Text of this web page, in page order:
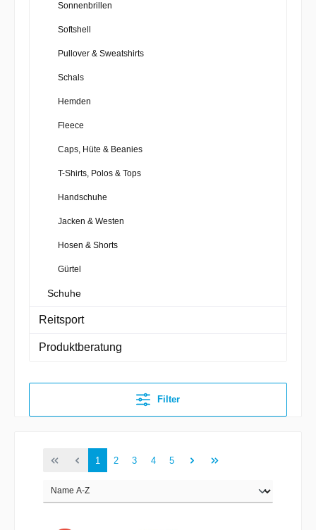
Sonnenbrillen
Softshell
Pullover & Sweatshirts
Schals
Hemden
Fleece
Caps, Hüte & Beanies
T-Shirts, Polos & Tops
Handschuhe
Jacken & Westen
Hosen & Shorts
Gürtel
Schuhe
Reitsport
Produktberatung
Filter
1 2 3 4 5